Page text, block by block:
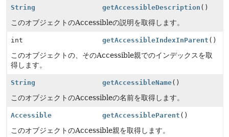
String getAccessibleDescription ()
このオブジェクトのAccessibleの説明を取得します。
int getAccessibleIndexInParent ()
このオブジェクトの、そのAccessible親でのインデックスを取
得します。
String getAccessibleName()
このオブジェクトのAccessibleの名前を取得します。
Accessible getAccessibleParent ()
このオブジェクトのAccessible親を取得します。